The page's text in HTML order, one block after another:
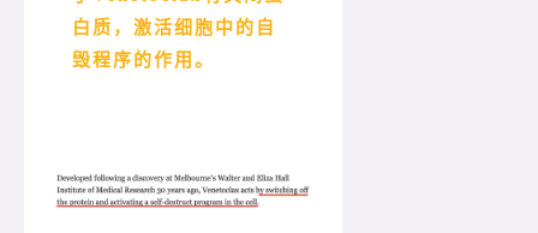
白质，激活细胞中的自
毁程序的作用。